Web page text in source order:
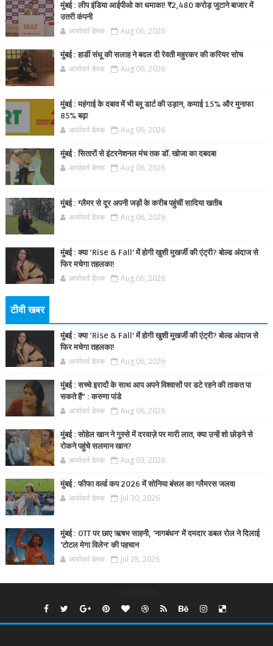
मुंबई : लीप इंडिया आईपीओ का धमाका! ₹2,480 करोड़ जुटाने बाजार में
उतरी कंपनी
आर्यावर्त डेस्क Aug 06, 2026
मुंबई : हार्डी संधू की सलाह ने बदल दी रेवती महुरकर की करियर सोच
आर्यावर्त डेस्क Aug 06, 2026
मुंबई : महंगाई के दबाव में भी ब्लू डार्ट की उड़ान, कमाई 15% और मुनाफा
85% बढ़ा
आर्यावर्त डेस्क Aug 06, 2026
मुंबई : सितारों से इंटरनेशनल मंच तक डॉ. खोजा का दबदबा
आर्यावर्त डेस्क Aug 06, 2026
मुंबई : ग्लैमर से दूर अपनी जड़ों के करीब पहुंचीं सादिया खतीब
आर्यावर्त डेस्क Aug 06, 2026
मुंबई : क्या ‘Rise & Fall’ में होगी खुशी मुखर्जी की एंट्री? बोल्ड अंदाज से
फिर मचेगा तहलका!
आर्यावर्त डेस्क Aug 06, 2026
टीवी खबर
मुंबई : क्या ‘Rise & Fall’ में होगी खुशी मुखर्जी की एंट्री? बोल्ड अंदाज से
फिर मचेगा तहलका!
आर्यावर्त डेस्क Aug 06, 2026
मुंबई : सच्चे इरादों के साथ आप अपने विश्वासों पर डटे रहने की ताकत पा
सकते हैं” : करुणा पांडे
आर्यावर्त डेस्क Aug 06, 2026
मुंबई : सोहेल खान ने गुस्से में दरवाज़े पर मारी लात, क्या उन्हें शो छोड़ने से
रोकने पहुंचे सलमान खान?
आर्यावर्त डेस्क Aug 03, 2026
मुंबई : फीफा वर्ल्ड कप 2026 में सोनिया बंसल का ग्लैमरस जलवा
आर्यावर्त डेस्क Jul 30, 2026
मुंबई : OTT पर छाए ऋषभ साहनी, 'नागबंधन' में दमदार डबल रोल ने दिलाई
'टोटल मेगा विलेन' की पहचान
आर्यावर्त डेस्क Jul 28, 2026